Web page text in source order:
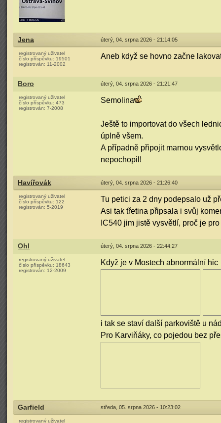
Jena úterý, 04. srpna 2026 - 21:14:05
registrovaný uživatel
číslo příspěvku: 19501
registrován: 11-2002
Aneb když se hovno začne
Boro úterý, 04. srpna 2026 - 21:21:47
registrovaný uživatel
číslo příspěvku: 473
registrován: 7-2008
Semolina
Ještě to importovat do všech
úplně všem.
A případně připojit marnou
nepochopil!
Havířovák úterý, 04. srpna 2026 - 21:26:40
registrovaný uživatel
číslo příspěvku: 122
registrován: 5-2019
Tu petici za 2 dny podepsalo už
Asi tak třetina připsala i svůj
IC540 jim jistě vysvětlí, proč je
Ohl úterý, 04. srpna 2026 - 22:44:27
registrovaný uživatel
číslo příspěvku: 18643
registrován: 12-2009
Když je v Mostech abnormální hic
i tak se staví další parkoviště u
Pro Karviňáky, co pojedou bez
Garfield středa, 05. srpna 2026 - 10:23:02
registrovaný uživatel